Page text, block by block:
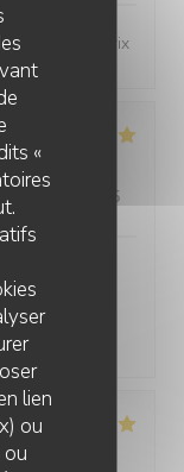
«
lien
ou
qualité/prix
Qualité / Prix /5
d'habitude.